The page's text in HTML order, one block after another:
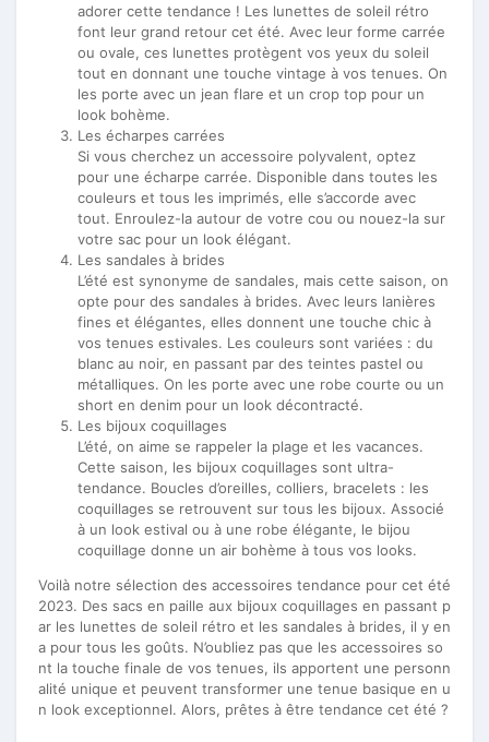
adorer cette tendance ! Les lunettes de soleil rétro
font leur grand retour cet été. Avec leur forme carrée
ou ovale, ces lunettes protègent vos yeux du soleil
tout en donnant une touche vintage à vos tenues. On
les porte avec un jean flare et un crop top pour un
look bohème.
Les écharpes carrées
Si vous cherchez un accessoire polyvalent, optez
pour une écharpe carrée. Disponible dans toutes les
couleurs et tous les imprimés, elle s’accorde avec
tout. Enroulez-la autour de votre cou ou nouez-la sur
votre sac pour un look élégant.
Les sandales à brides
L’été est synonyme de sandales, mais cette saison, on
opte pour des sandales à brides. Avec leurs lanières
fines et élégantes, elles donnent une touche chic à
vos tenues estivales. Les couleurs sont variées : du
blanc au noir, en passant par des teintes pastel ou
métalliques. On les porte avec une robe courte ou un
short en denim pour un look décontracté.
Les bijoux coquillages
L’été, on aime se rappeler la plage et les vacances.
Cette saison, les bijoux coquillages sont ultra-
tendance. Boucles d’oreilles, colliers, bracelets : les
coquillages se retrouvent sur tous les bijoux. Associé
à un look estival ou à une robe élégante, le bijou
coquillage donne un air bohème à tous vos looks.
Voilà notre sélection des accessoires tendance pour cet été
2023. Des sacs en paille aux bijoux coquillages en passant p
ar les lunettes de soleil rétro et les sandales à brides, il y en
a pour tous les goûts. N’oubliez pas que les accessoires so
nt la touche finale de vos tenues, ils apportent une personn
alité unique et peuvent transformer une tenue basique en u
n look exceptionnel. Alors, prêtes à être tendance cet été ?